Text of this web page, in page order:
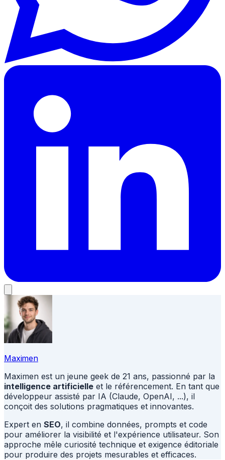
Maximen
Maximen est un jeune geek de 21 ans, passionné par la
intelligence artificielle et le référencement. En tant que
développeur assisté par IA (Claude, OpenAI, ...), il
conçoit des solutions pragmatiques et innovantes.
Expert en SEO, il combine données, prompts et code
pour améliorer la visibilité et l'expérience utilisateur. Son
approche mêle curiosité technique et exigence éditoriale
pour produire des projets mesurables et efficaces.